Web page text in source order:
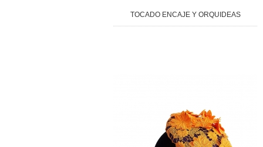
TOCADO ENCAJE Y ORQUIDEAS